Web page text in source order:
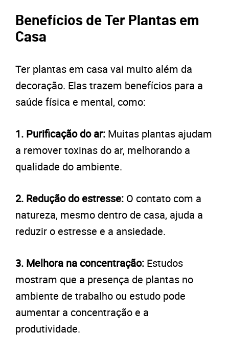
Benefícios de Ter Plantas em
Casa
Ter plantas em casa vai muito além da
decoração. Elas trazem benefícios para a
saúde física e mental, como:
1. Purificação do ar: Muitas plantas ajudam
a remover toxinas do ar, melhorando a
qualidade do ambiente.
2. Redução do estresse: O contato com a
natureza, mesmo dentro de casa, ajuda a
reduzir o estresse e a ansiedade.
3. Melhora na concentração: Estudos
mostram que a presença de plantas no
ambiente de trabalho ou estudo pode
aumentar a concentração e a
produtividade.